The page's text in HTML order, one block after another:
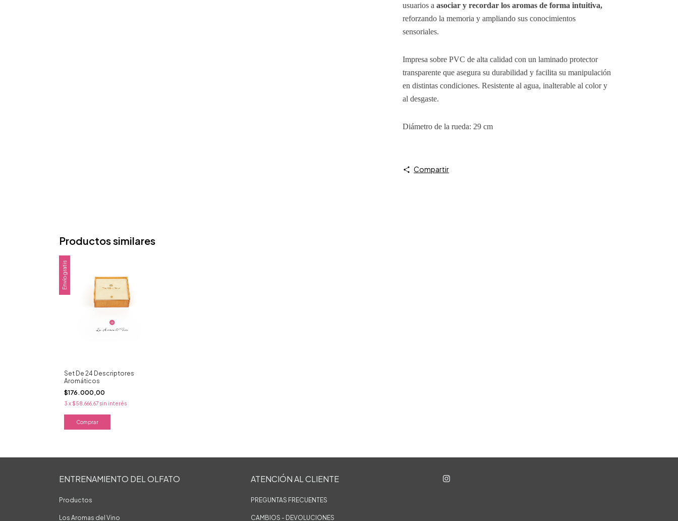
usuarios a asociar y recordar los aromas de forma intuitiva,
reforzando la memoria y ampliando sus conocimientos
sensoriales.
Impresa sobre PVC de alta calidad con un laminado protector
transparente que asegura su durabilidad y facilita su manipulación
en distintas condiciones. Resistente al agua, inalterable al color y
al desgaste.
Diámetro de la rueda: 29 cm
Compartir
Productos similares
Envío gratis
Set De 24 Descriptores
Aromáticos
$176.000,00
3 x $58.666,67 sin interés
Comprar
ENTRENAMIENTO DEL OLFATO
Productos
Los Aromas del Vino
ATENCIÓN AL CLIENTE
PREGUNTAS FRECUENTES
CAMBIOS - DEVOLUCIONES